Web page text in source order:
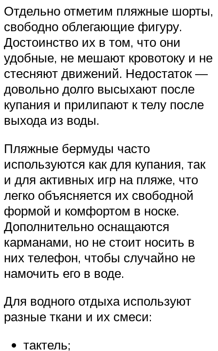
Отдельно отметим пляжные шорты,
свободно облегающие фигуру.
Достоинство их в том, что они
удобные, не мешают кровотоку и не
стесняют движений. Недостаток —
довольно долго высыхают после
купания и прилипают к телу после
выхода из воды.
Пляжные бермуды часто
используются как для купания, так
и для активных игр на пляже, что
легко объясняется их свободной
формой и комфортом в носке.
Дополнительно оснащаются
карманами, но не стоит носить в
них телефон, чтобы случайно не
намочить его в воде.
Для водного отдыха используют
разные ткани и их смеси:
тактель;